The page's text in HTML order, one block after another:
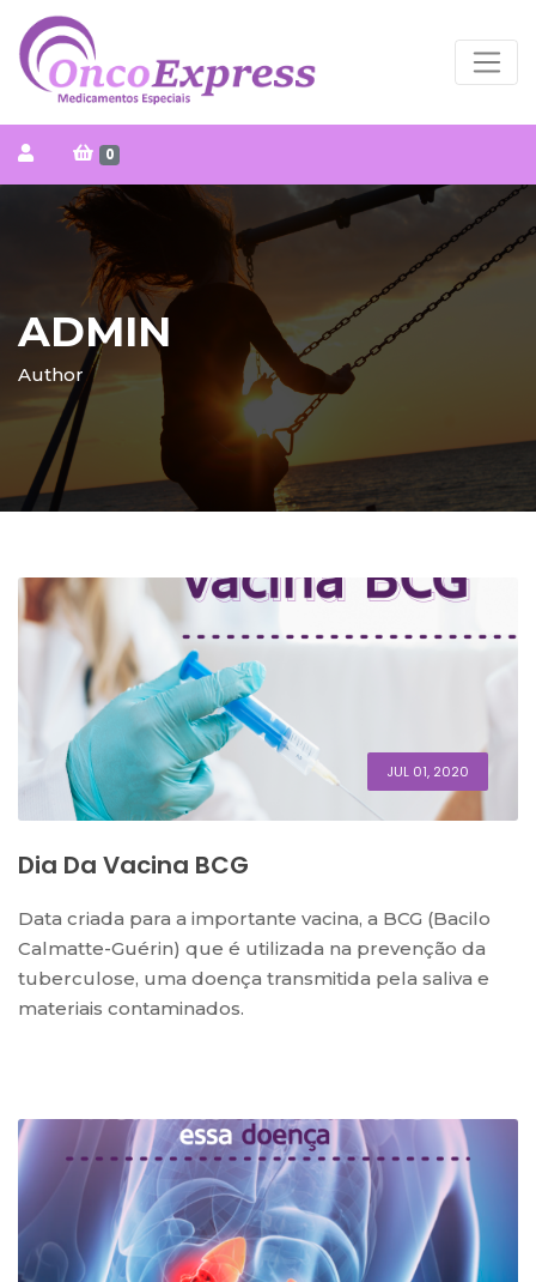
0
ADMIN
Author
JUL 01, 2020
Dia Da Vacina BCG
Data criada para a importante vacina, a BCG (Bacilo
Calmatte-Guérin) que é utilizada na prevenção da
tuberculose, uma doença transmitida pela saliva e
materiais contaminados.